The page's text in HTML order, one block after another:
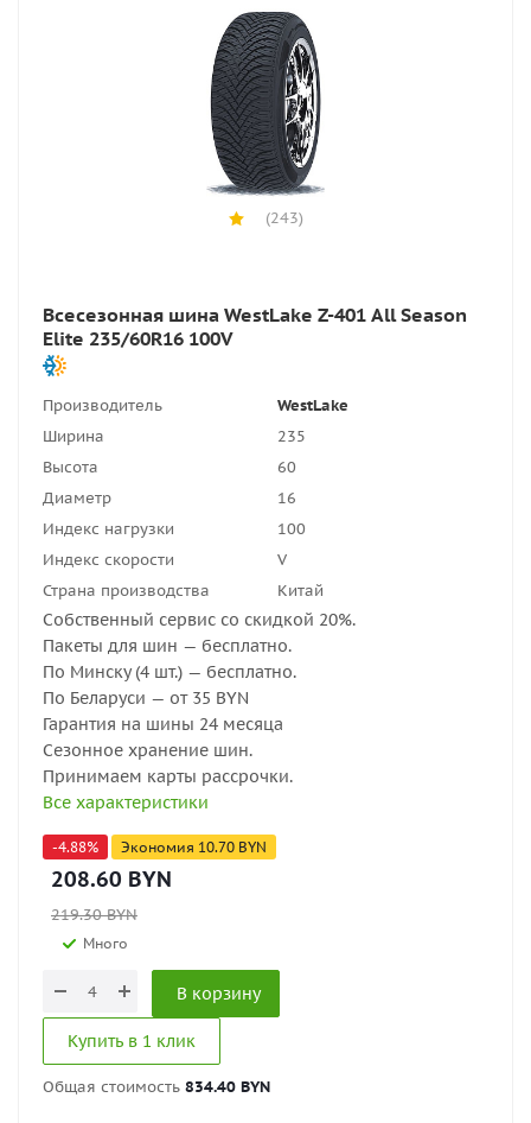
(243)
Всесезонная шина WestLake Z-401 All Season
Elite 235/60R16 100V
Производитель
WestLake
Ширина
235
Высота
60
Диаметр
16
Индекс нагрузки
100
Индекс скорости
V
Страна производства
Китай
Собственный сервис со скидкой 20%.
Пакеты для шин — бесплатно.
По Минску (4 шт.) — бесплатно.
По Беларуси — от 35 BYN
Гарантия на шины 24 месяца
Сезонное хранение шин.
Принимаем карты рассрочки.
Все характеристики
-4.88% Экономия 10.70 BYN
208.60 BYN
219.30BYN
Много
В корзину
Купить в 1 клик
Общая стоимость 834.40 BYN